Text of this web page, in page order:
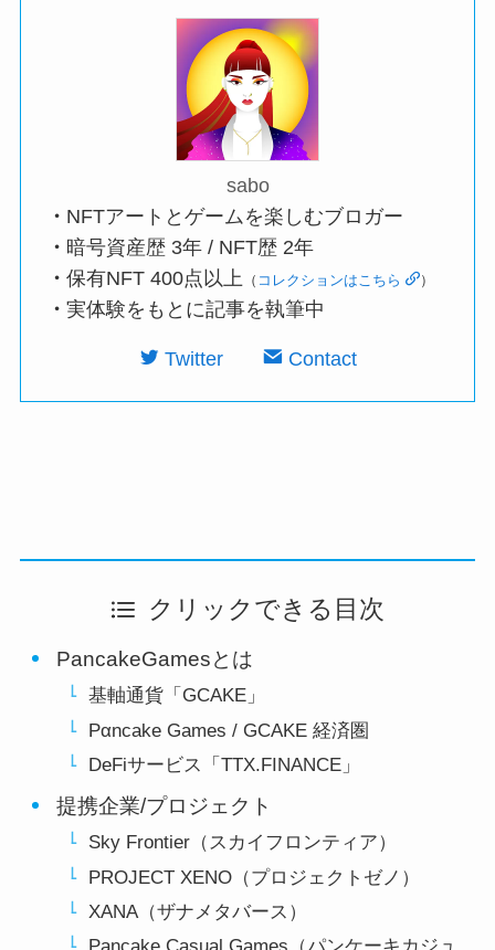
sabo
・ NFTアートとゲームを楽しむブロガー
・ 暗号資産歴 3年 / NFT歴 2年
・保有NFT 400点以上 （ コレクションはこちら ）
・実体験をもとに記事を執筆中
Twitter Contact
クリックできる目次
PancakeGamesとは
基軸通貨「GCAKE」
Pαncake Games / GCAKE 経済圏
DeFiサービス「TTX.FINANCE」
提携企業/プロジェクト
Sky Frontier（スカイフロンティア）
PROJECT XENO（プロジェクトゼノ）
XANA（ザナメタバース）